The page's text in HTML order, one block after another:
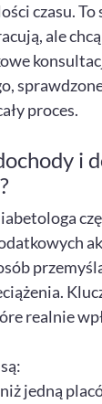
czasu. To
ale
proces.
i
realnie
jedną